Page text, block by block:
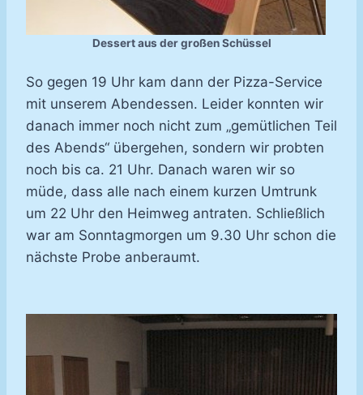
Dessert aus der großen Schüssel
So gegen 19 Uhr kam dann der Pizza-Service
mit unserem Abendessen. Leider konnten wir
danach immer noch nicht zum „gemütlichen Teil
des Abends“ übergehen, sondern wir probten
noch bis ca. 21 Uhr. Danach waren wir so
müde, dass alle nach einem kurzen Umtrunk
um 22 Uhr den Heimweg antraten. Schließlich
war am Sonntagmorgen um 9.30 Uhr schon die
nächste Probe anberaumt.